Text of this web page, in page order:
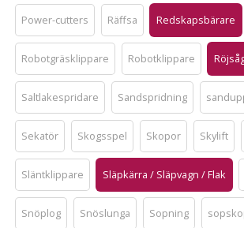
Power-cutters Räffsa Redskapsbärare
Robotgräsklippare Robotklippare
Saltlakespridare Sandspridning
Sekatör Skogsspel Skopor Skylift
Släntklippare Släpkärra / Släpvagn / Flak
Snöplog Snöslunga Sopning